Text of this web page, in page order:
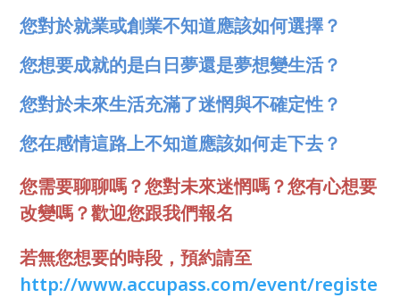
您對於就業或創業不知道應該如何選擇？
您想要成就的是白日夢還是夢想變生活？
您對於未來生活充滿了迷惘與不確定性？
您在感情這路上不知道應該如何走下去？
您需要聊聊嗎？您對未來迷惘嗎？您有心想要
改變嗎？歡迎您跟我們報名
若無您想要的時段，預約請至
http://www.accupass.com/event/registe